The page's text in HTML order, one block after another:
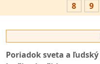
8
9
Poriadok sveta a